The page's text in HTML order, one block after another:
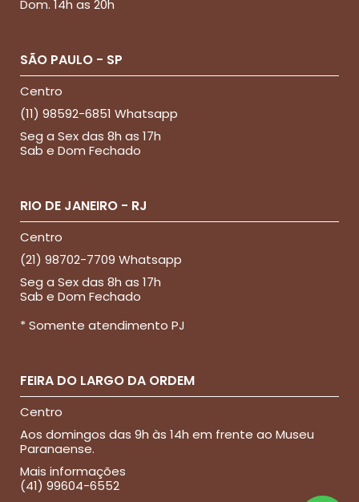
Dom. 14h as 20h
SÃO PAULO - SP
Centro
(11) 98592-6851 Whatsapp
Seg a Sex das 8h as 17h
Sab e Dom Fechado
RIO DE JANEIRO - RJ
Centro
(21) 98702-7709 Whatsapp
Seg a Sex das 8h as 17h
Sab e Dom Fechado
* Somente atendimento PJ
FEIRA DO LARGO DA ORDEM
Centro
Aos domingos das 9h às 14h em frente ao Museu
Paranaense.
Mais informações
(41) 99604-6552